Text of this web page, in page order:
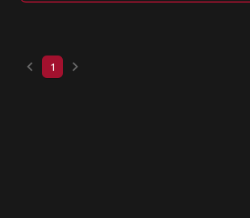
keyboard_arrow_left 1 keyboard_arrow_right